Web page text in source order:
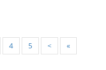
4 5 > »